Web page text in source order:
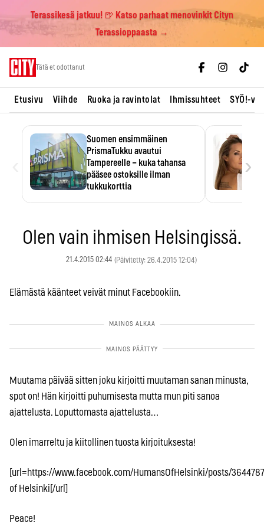
Terassikesä jatkuu! 🍺 Katso parhaat menovinkit Cityn
Terassioppaasta →
Tätä et odottanut
Etusivu Viihde Ruoka ja ravintolat Ihmissuhteet SYÖ!-
Suomen ensimmäinen
PrismaTukku avautui
Tampereelle – kuka tahansa
pääsee ostoksille ilman
tukkukorttia
›
Olen vain ihmisen Helsingissä.
21.4.2015 02:44 (Päivitetty: 26.4.2015 12:04)
Elämästä käänteet veivät minut Facebookiin.
Muutama päivää sitten joku kirjoitti muutaman sanan minusta,
spot on! Hän kirjoitti puhumisesta mutta mun piti sanoa
ajattelusta. Loputtomasta ajattelusta…
Olen imarreltu ja kiitollinen tuosta kirjoituksesta!
[url=https://www.facebook.com/HumansOfHelsinki/posts/
of Helsinki[/url]
Peace!